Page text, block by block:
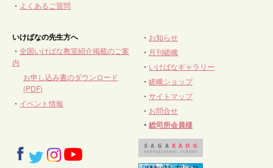
・ よくあるご質問
いけばなの先生方へ
・ 全国いけばな教室紹介掲載のご案
内
お申し込み書のダウンロード
(PDF)
・ イベント情報
・ お知らせ
・ 月刊嵯峨
・ いけばなギャラリー
・嵯峨ショップ
・サイトマップ
・ お問合せ
・総司所会員様